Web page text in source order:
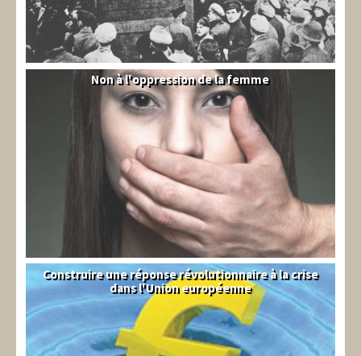
Syrie
Non à l'oppression de la femme
Syndical
Construire une réponse révolutionnaire à la crise
dans l'Union européenne